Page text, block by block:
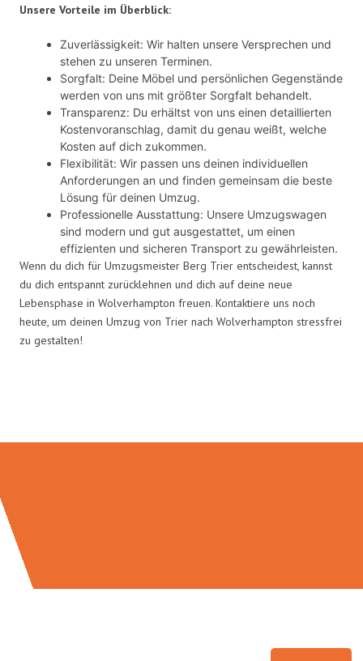
Unsere Vorteile im Überblick:
Zuverlässigkeit: Wir halten unsere Versprechen und
stehen zu unseren Terminen.
Sorgfalt: Deine Möbel und persönlichen Gegenstände
werden von uns mit größter Sorgfalt behandelt.
Transparenz: Du erhältst von uns einen detaillierten
Kostenvoranschlag, damit du genau weißt, welche
Kosten auf dich zukommen.
Flexibilität: Wir passen uns deinen individuellen
Anforderungen an und finden gemeinsam die beste
Lösung für deinen Umzug.
Professionelle Ausstattung: Unsere Umzugswagen
sind modern und gut ausgestattet, um einen
effizienten und sicheren Transport zu gewährleisten.
Wenn du dich für Umzugsmeister Berg Trier entscheidest, kannst
du dich entspannt zurücklehnen und dich auf deine neue
Lebensphase in Wolverhampton freuen. Kontaktiere uns noch
heute, um deinen Umzug von Trier nach Wolverhampton stressfrei
zu gestalten!